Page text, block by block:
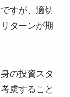
すが、適切
ターンが期
の投資スタ
慮すること